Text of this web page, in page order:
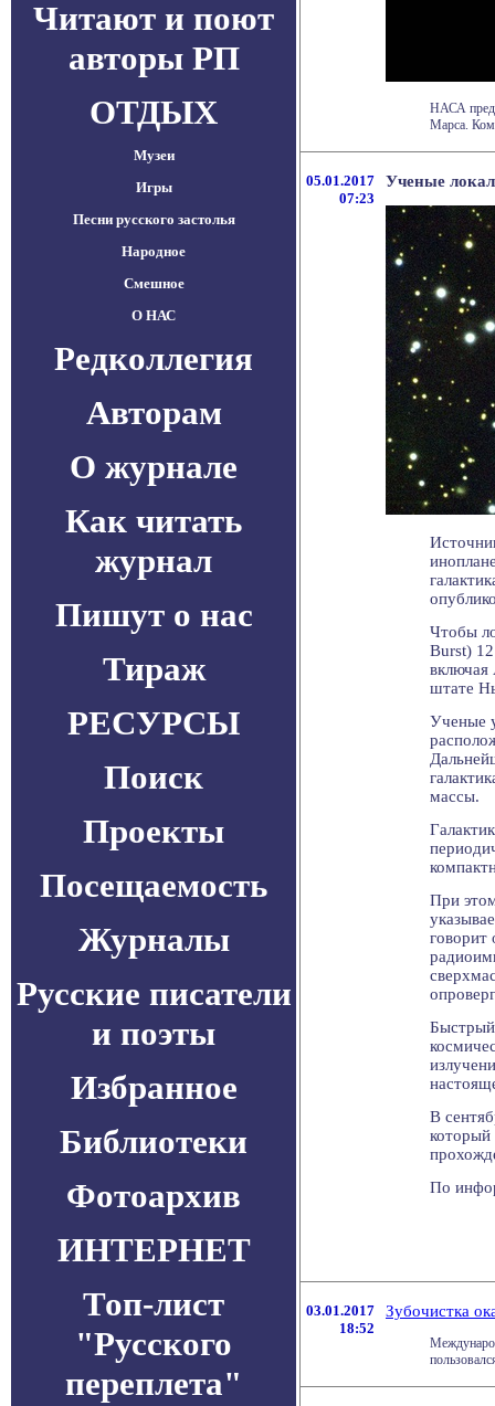
Читают и поют
авторы РП
ОТДЫХ
Музеи
Игры
Песни русского застолья
Народное
Смешное
О НАС
Редколлегия
Авторам
О журнале
Как читать
журнал
Пишут о нас
Тираж
РЕСУРСЫ
Поиск
Проекты
Посещаемость
Журналы
Русские писатели
и поэты
Избранное
Библиотеки
Фотоархив
ИНТЕРНЕТ
Топ-лист
"Русского
переплета"
НАСА
Марса.
05.01.2017
07:23
Ученые
Чтобы
Burst)
штате
Ученые
массы.
При
говорит
В
который
По
03.01.2017
18:52
Зубочистка